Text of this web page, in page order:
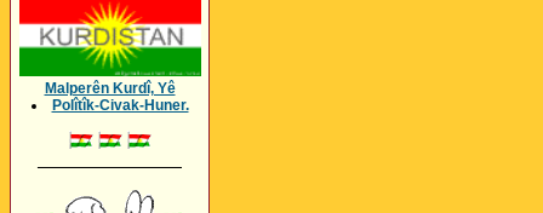
Malperên Kurdî, Yê
Polîtîk-Civak-Huner.